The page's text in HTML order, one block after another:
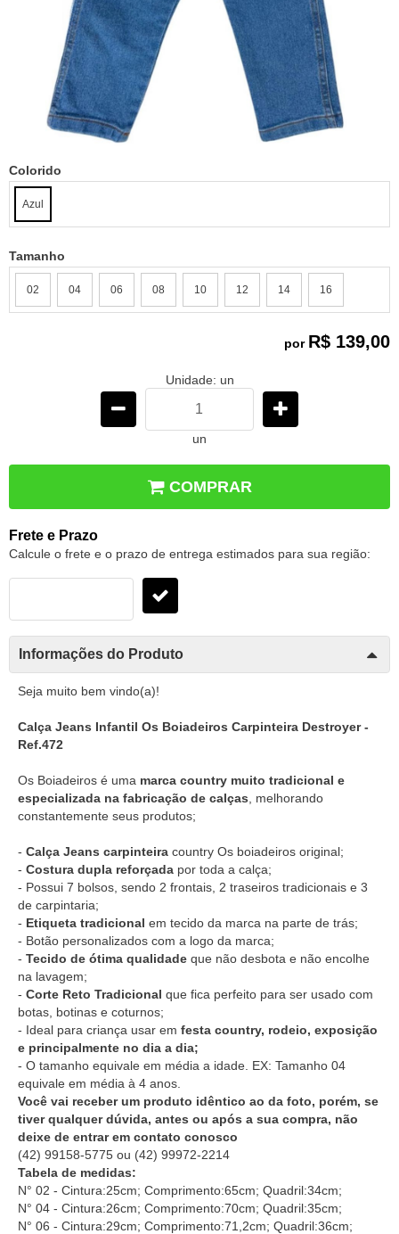
Colorido
Azul
Tamanho
02 04 06 08 10 12 14 16
por R$ 139,00
Unidade: un
un
COMPRAR
Frete e Prazo
Calcule o frete e o prazo de entrega estimados para sua região:
Informações do Produto
Seja muito bem vindo(a)!
Calça Jeans Infantil Os Boiadeiros Carpinteira Destroyer -
Ref.472
Os Boiadeiros é uma marca country muito tradicional e
especializada na fabricação de calças , melhorando
constantemente seus produtos;
- Calça Jeans carpinteira country Os boiadeiros original;
- Costura dupla reforçada por toda a calça;
- Possui 7 bolsos, sendo 2 frontais, 2 traseiros tradicionais e 3
de carpintaria;
- Etiqueta tradicional em tecido da marca na parte de trás;
- Botão personalizados com a logo da marca;
- Tecido de ótima qualidade que não desbota e não encolhe
na lavagem;
- Corte Reto Tradicional que fica perfeito para ser usado com
botas, botinas e coturnos;
- Ideal para criança usar em festa country, rodeio, exposição
e principalmente no dia a dia;
- O tamanho equivale em média a idade. EX: Tamanho 04
equivale em média à 4 anos.
Você vai receber um produto idêntico ao da foto, porém, se
tiver qualquer dúvida, antes ou após a sua compra, não
deixe de entrar em contato conosco
(42) 99158-5775 ou (42) 99972-2214
Tabela de medidas:
N° 02 - Cintura:25cm; Comprimento:65cm; Quadril:34cm;
N° 04 - Cintura:26cm; Comprimento:70cm; Quadril:35cm;
N° 06 - Cintura:29cm; Comprimento:71,2cm; Quadril:36cm;